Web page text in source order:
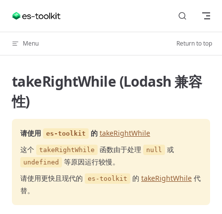
Skip to content
Menu Return to top
takeRightWhile (Lodash 兼容
性)
请使用 es-toolkit 的 takeRightWhile
这个
takeRightWhile 函数由于处理 null 或
undefined
等原因运行较慢。
请使用更快且现代的
es-toolkit 的 takeRightWhile 代
替。